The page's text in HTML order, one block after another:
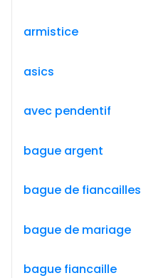
armistice
asics
avec pendentif
bague argent
bague de fiancailles
bague de mariage
bague fiancaille